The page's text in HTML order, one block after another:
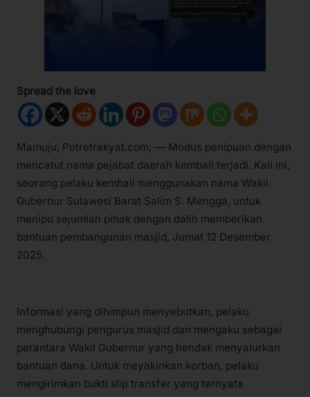
Spread the love
Mamuju, Potretrakyat.com; — Modus penipuan dengan
mencatut nama pejabat daerah kembali terjadi. Kali ini,
seorang pelaku kembali menggunakan nama Wakil
Gubernur Sulawesi Barat Salim S. Mengga, untuk
menipu sejumlah pihak dengan dalih memberikan
bantuan pembangunan masjid, Jumat 12 Desember
2025.
Informasi yang dihimpun menyebutkan, pelaku
menghubungi pengurus masjid dan mengaku sebagai
perantara Wakil Gubernur yang hendak menyalurkan
bantuan dana. Untuk meyakinkan korban, pelaku
mengirimkan bukti slip transfer yang ternyata